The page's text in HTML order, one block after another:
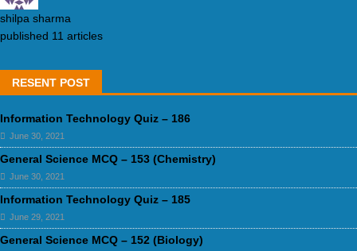
shilpa sharma
published 11 articles
RESENT POST
Information Technology Quiz – 186
June 30, 2021
General Science MCQ – 153 (Chemistry)
June 30, 2021
Information Technology Quiz – 185
June 29, 2021
General Science MCQ – 152 (Biology)